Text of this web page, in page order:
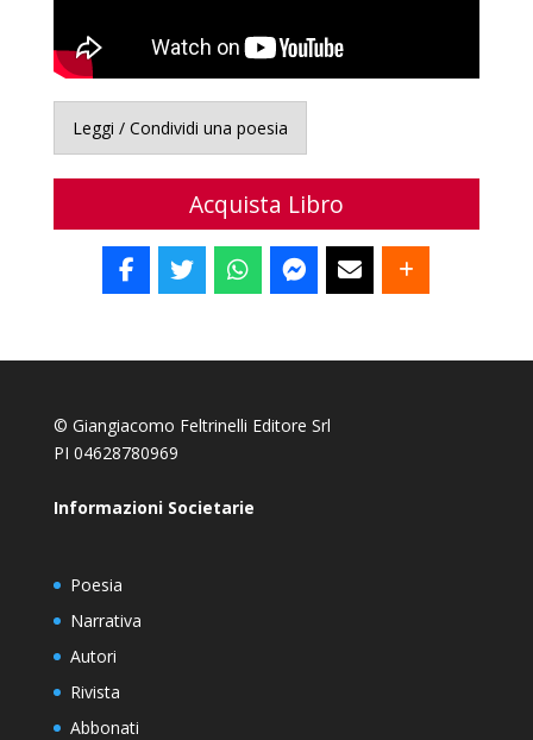
Leggi / Condividi una poesia
Acquista Libro
© Giangiacomo Feltrinelli Editore Srl
PI 04628780969
Informazioni Societarie
Poesia
Narrativa
Autori
Rivista
Abbonati